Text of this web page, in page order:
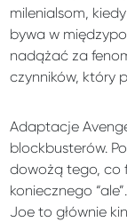
milenialsom,
bywa w
nadążać za
czynników, który
Adaptacje
blockbusterów.
dowożą tego, co
koniecznego
Joe to głównie